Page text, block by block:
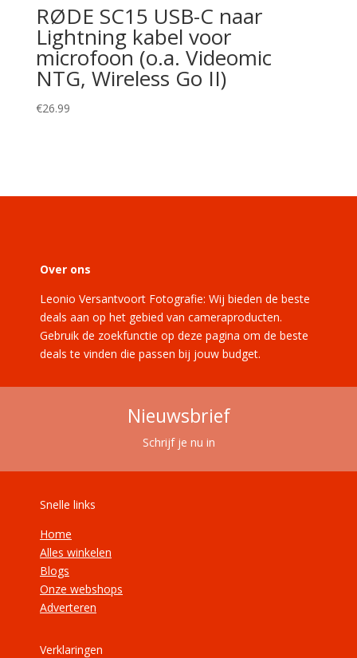
RØDE SC15 USB-C naar
Lightning kabel voor
microfoon (o.a. Videomic
NTG, Wireless Go II)
€26.99
Over ons
Leonio Versantvoort Fotografie: Wij bieden de beste
deals aan op het gebied van cameraproducten.
Gebruik de zoekfunctie op deze pagina om de beste
deals te vinden die passen bij jouw budget.
Nieuwsbrief
Schrijf je nu in
Snelle links
Home
Alles winkelen
Blogs
Onze webshops
Adverteren
Verklaringen